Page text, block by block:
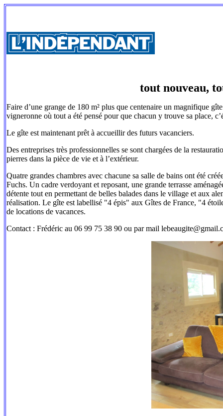
tout nouveau,
Faire d’une grange de 180 m² plus que centenaire un magnifique
vigneronne où tout a été pensé pour que chacun y trouve sa place,
Le gîte est maintenant prêt à accueillir des futurs vacanciers.
Des entreprises très professionnelles se sont chargées de la
pierres dans la pièce de vie et à l’extérieur.
Quatre grandes chambres avec chacune sa salle de bains ont été
Fuchs. Un cadre verdoyant et reposant, une grande terrasse
détente tout en permettant de belles balades dans le village et aux
réalisation. Le gîte est labellisé "4 épis" aux Gîtes de France, "4
de locations de vacances.
Contact : Frédéric au 06 99 75 38 90 ou par mail